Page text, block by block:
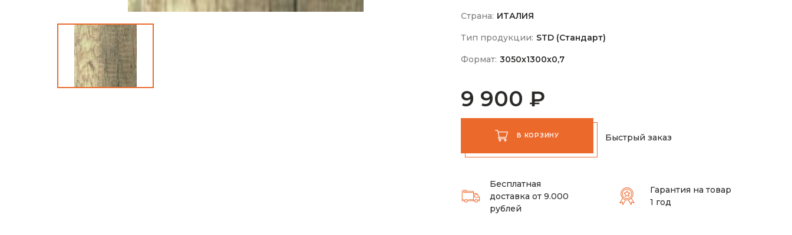
Страна: ИТАЛИЯ
Тип продукции: STD (Стандарт)
Формат: 3050х1300х0,7
9 900 ₽
В КОРЗИНУ Быстрый заказ
Бесплатная
доставка от 9.000
рублей
Гарантия на товар
1 год